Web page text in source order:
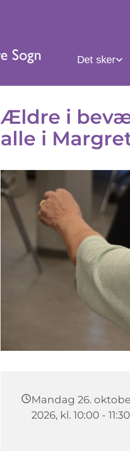
Det sker
Ældre i
alle i
Mandag 26.
2026, kl. 10:00 - 11:30